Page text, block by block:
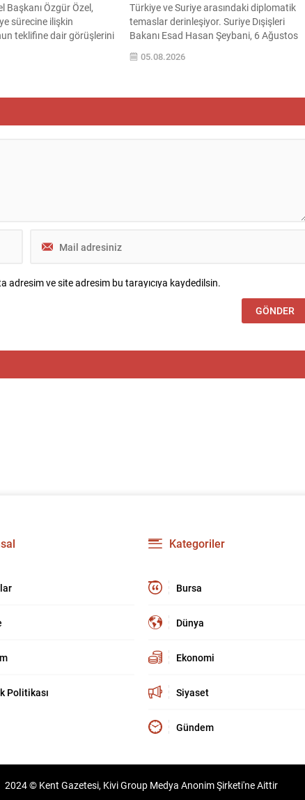
Başkanı Özgür Özel,
sürecine ilişkin
teklifine dair görüşlerini
sunulan tasarıyla ilgili
biçimde dile getiren Özel,
Türkiye ve Suriye arasındaki diplomatik
temaslar derinleşiyor. Suriye Dışişleri
Bakanı Esad Hasan Şeybani, 6 Ağustos
tarihinde Türkiye’ye çalışma ziyareti
gerçekleştirecek; iki ülke arasında
05.08.2026
adresim ve site adresim bu tarayıcıya kaydedilsin.
Politikası
Kategoriler
Bursa
Dünya
Ekonomi
Siyaset
Gündem
2024 © Kent Gazetesi, Kivi Group Medya Anonim Şirketi'ne Aittir